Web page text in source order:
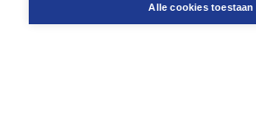
Alle cookies toestaan